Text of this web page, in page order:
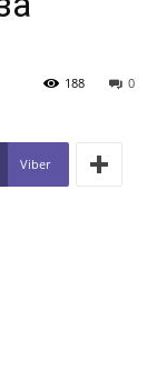
0
188
Viber